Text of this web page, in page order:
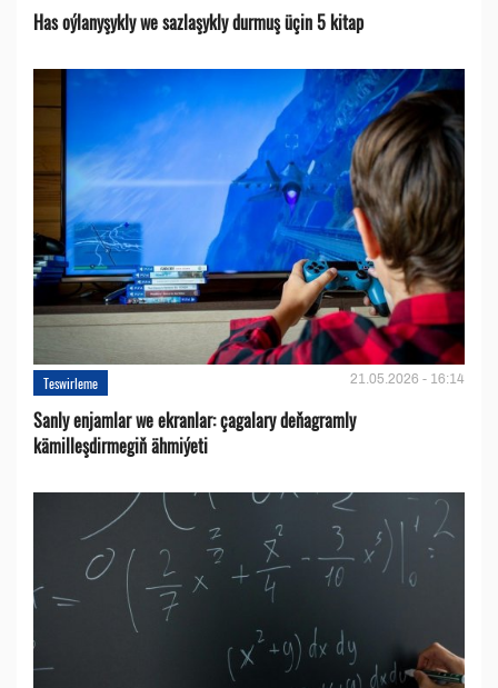
Has oýlanyşykly we sazlaşykly durmuş üçin 5 kitap
Teswirleme 21.05.2026 - 16:14
Sanly enjamlar we ekranlar: çagalary deňagramly
kämilleşdirmegiň ähmiýeti